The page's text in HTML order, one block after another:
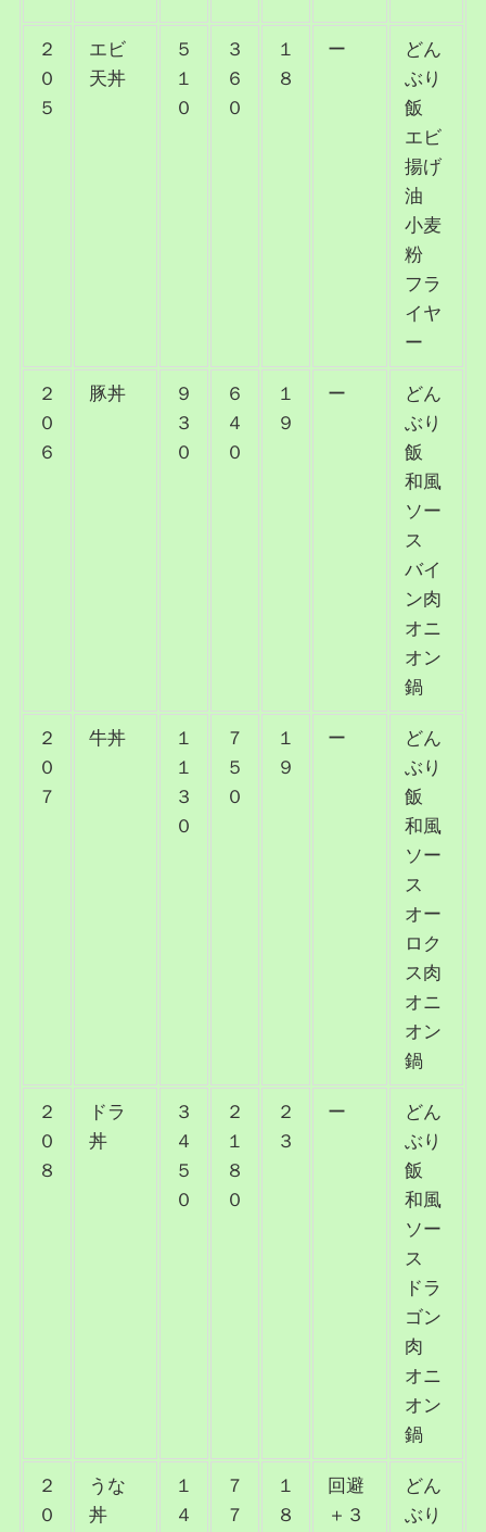
２
０
５
エビ
天丼
５
１
０
３
６
０
１
８
ー
どん
ぶり
飯
エビ
揚げ
油
小麦
粉
フラ
イヤ
ー
２
０
６
豚丼
９
３
０
６
４
０
１
９
ー
どん
ぶり
飯
和風
ソー
ス
バイ
ン肉
オニ
オン
鍋
２
０
７
牛丼
１
１
３
０
７
５
０
１
９
ー
どん
ぶり
飯
和風
ソー
ス
オー
ロク
ス肉
オニ
オン
鍋
２
０
８
ドラ
丼
３
４
５
０
２
１
８
０
２
３
ー
どん
ぶり
飯
和風
ソー
ス
ドラ
ゴン
肉
オニ
オン
鍋
２
０
うな
丼
１
４
７
７
１
８
回避
＋３
どん
ぶり